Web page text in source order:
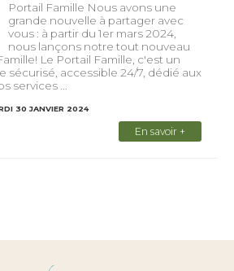
Portail Famille Nous avons une
grande nouvelle à partager avec
vous : à partir du 1er mars 2024,
nous lançons notre tout nouveau
Le Portail Famille, c'est un
sécurisé, accessible 24/7, dédié aux
services ...
30 JANVIER 2024
En savoir +